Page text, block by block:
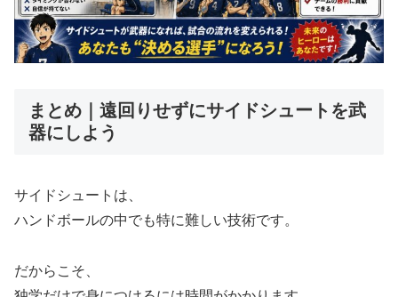
まとめ｜遠回りせずにサイドシュートを武
器にしよう
サイドシュートは、
ハンドボールの中でも特に難しい技術です。
だからこそ、